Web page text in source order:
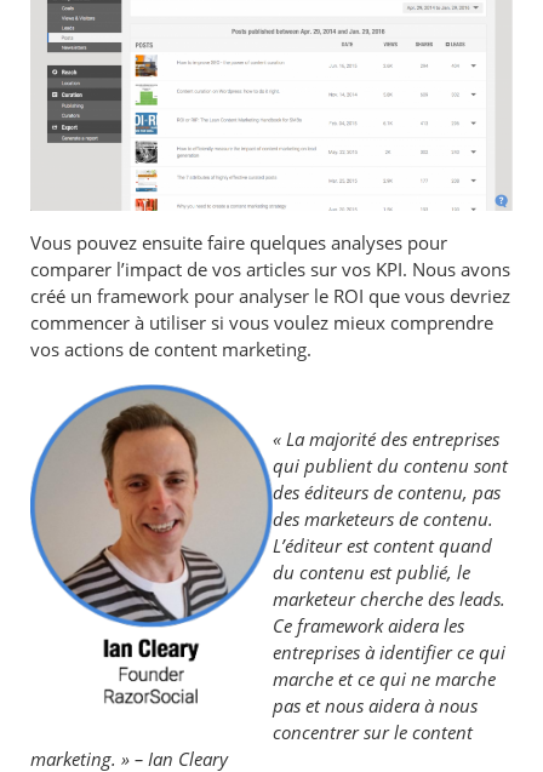
Vous pouvez ensuite faire quelques analyses pour
comparer l’impact de vos articles sur vos KPI. Nous avons
créé un framework pour analyser le ROI que vous devriez
commencer à utiliser si vous voulez mieux comprendre
vos actions de content marketing.
« La majorité des entreprises
qui publient du contenu sont
des éditeurs de contenu, pas
des marketeurs de contenu.
L’éditeur est content quand
du contenu est publié, le
marketeur cherche des leads.
Ce framework aidera les
entreprises à identifier ce qui
marche et ce qui ne marche
pas et nous aidera à nous
concentrer sur le content
marketing. » – Ian Cleary